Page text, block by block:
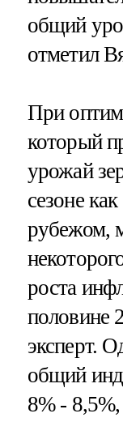
общий
отметил
При
который
урожай
сезоне
рубежом,
роста
половине
эксперт.
общий
8% -